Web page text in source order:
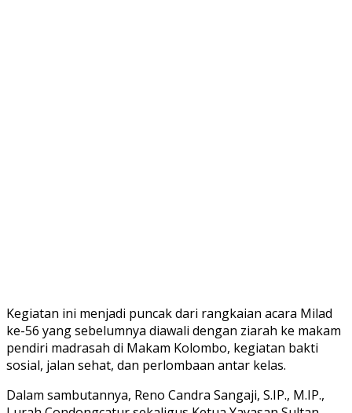
Kegiatan ini menjadi puncak dari rangkaian acara Milad
ke-56 yang sebelumnya diawali dengan ziarah ke makam
pendiri madrasah di Makam Kolombo, kegiatan bakti
sosial, jalan sehat, dan perlombaan antar kelas.
Dalam sambutannya, Reno Candra Sangaji, S.IP., M.IP.,